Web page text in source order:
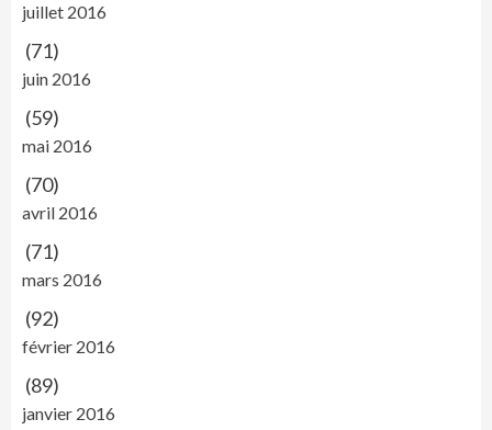
juillet 2016
(71)
juin 2016
(59)
mai 2016
(70)
avril 2016
(71)
mars 2016
(92)
février 2016
(89)
janvier 2016